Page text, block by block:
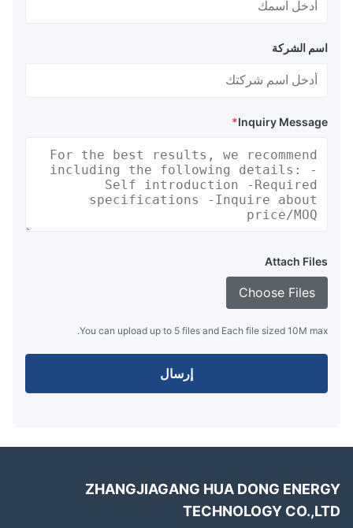
اسم الشركة
Inquiry Message
*
Attach Files
Choose Files
You can upload up to 5 files and Each file sized 10M max.
إرسال
ZHANGJIAGANG HUA DONG
TECHNOLOGY